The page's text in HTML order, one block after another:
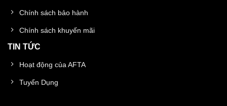
Chính sách bảo hành
Chính sách khuyến mãi
TIN TỨC
Hoạt động của AFTA
Tuyển Dụng